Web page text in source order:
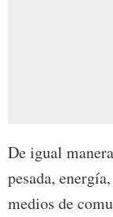
De igual
pesada,
medios de